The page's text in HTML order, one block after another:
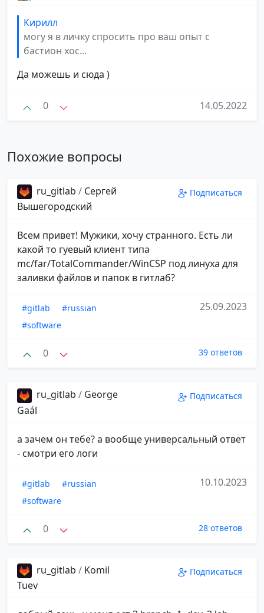
Кирилл
могу я в личку спросить про ваш опыт с
бастион хос...
Да можешь и сюда )
0 14.05.2022
Похожие вопросы
ru_gitlab / Сергей
Вышегородский
Подписаться
Всем привет! Мужики, хочу странного. Есть ли
какой то гуевый клиент типа
mc/far/TotalCommander/WinCSP под линуха для
заливки файлов и папок в гитлаб?
#gitlab
#russian
#software
25.09.2023
0 39 ответов
ru_gitlab / George
Gaál
Подписаться
а зачем он тебе? а вообще универсальный ответ
- смотри его логи
#gitlab
#russian
#software
10.10.2023
0 28 ответов
ru_gitlab / Komil
Tuev
Подписаться